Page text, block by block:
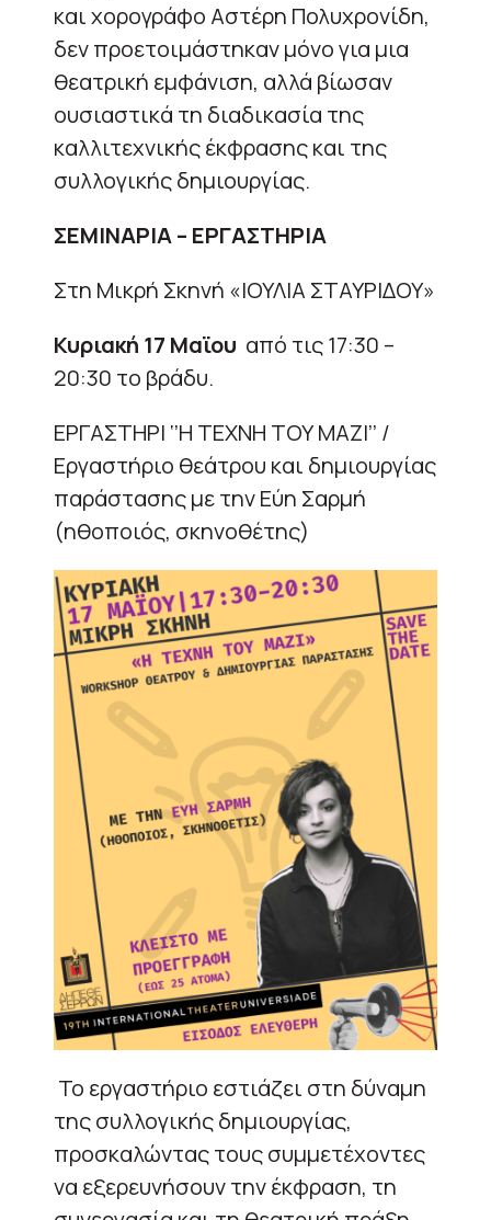
και χορογράφο Αστέρη Πολυχρονίδη,
δεν προετοιμάστηκαν μόνο για μια
θεατρική εμφάνιση, αλλά βίωσαν
ουσιαστικά τη διαδικασία της
καλλιτεχνικής έκφρασης και της
συλλογικής δημιουργίας.
ΣΕΜΙΝΑΡΙΑ – ΕΡΓΑΣΤΗΡΙΑ
Στη Μικρή Σκηνή «ΙΟΥΛΙΑ ΣΤΑΥΡΙΔΟΥ»
Κυριακή 17 Μαϊου από τις 17:30 –
20:30 το βράδυ.
ΕΡΓΑΣΤΗΡΙ ‘’Η ΤΕΧΝΗ ΤΟΥ ΜΑΖΙ’’ /
Εργαστήριο θεάτρου και δημιουργίας
παράστασης με την Εύη Σαρμή
(ηθοποιός, σκηνοθέτης)
Το εργαστήριο εστιάζει στη δύναμη
της συλλογικής δημιουργίας,
προσκαλώντας τους συμμετέχοντες
να εξερευνήσουν την έκφραση, τη